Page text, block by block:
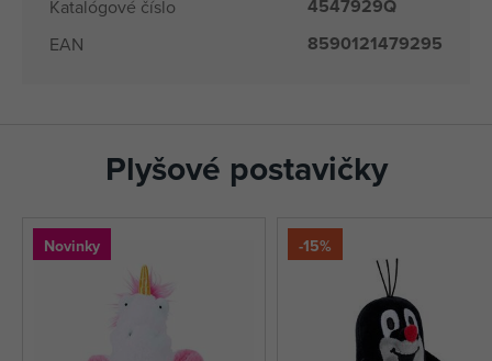
Katalógové číslo 4547929Q
EAN 8590121479295
Plyšové postavičky
Novinky -15%